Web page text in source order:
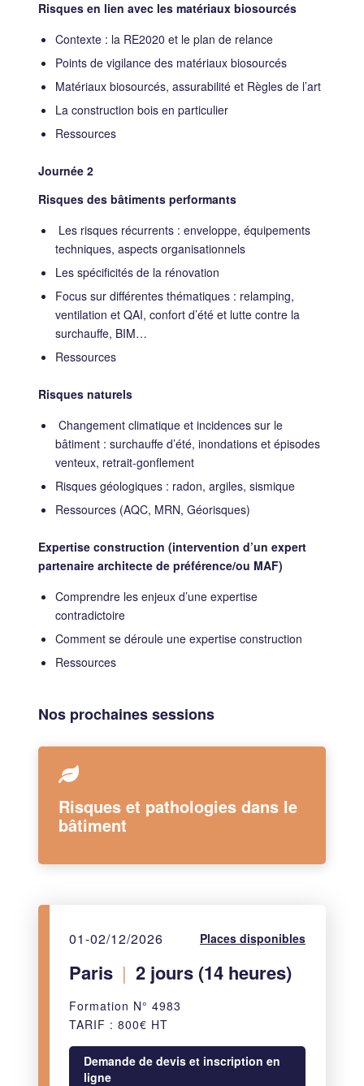
Risques en lien avec les matériaux biosourcés
Contexte : la RE2020 et le plan de relance
Points de vigilance des matériaux biosourcés
Matériaux biosourcés, assurabilité et Règles de l’art
La construction bois en particulier
Ressources
Journée 2
Risques des bâtiments performants
Les risques récurrents : enveloppe, équipements
techniques, aspects organisationnels
Les spécificités de la rénovation
Focus sur différentes thématiques : relamping,
ventilation et QAI, confort d’été et lutte contre la
surchauffe, BIM…
Ressources
Risques naturels
Changement climatique et incidences sur le
bâtiment : surchauffe d’été, inondations et épisodes
venteux, retrait-gonflement
Risques géologiques : radon, argiles, sismique
Ressources (AQC, MRN, Géorisques)
Expertise construction (intervention d’un expert
partenaire architecte de préférence/ou MAF)
Comprendre les enjeux d’une expertise
contradictoire
Comment se déroule une expertise construction
Ressources
Nos prochaines sessions
Risques et pathologies dans le
bâtiment
01-02/12/2026 Places disponibles
Paris | 2 jours (14 heures)
Formation N° 4983
TARIF : 800€ HT
Demande de devis et inscription en
ligne